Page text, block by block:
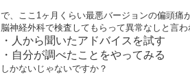
で、ここ1ヶ月くらい最悪バージョンの偏頭痛
脳神経外科で検査してもらって異常なしと言
・人から聞いたアドバイスを試す
・自分が調べたことをやってみる
しかないじゃないですか？